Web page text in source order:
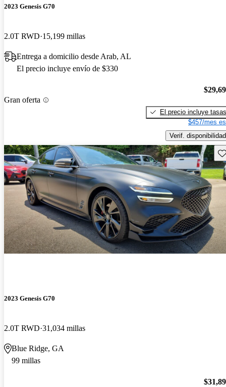
2023 Genesis G70
2.0T RWD 15,199 millas
Entrega a domicilio desde Arab, AL
El precio incluye envío de $330
Gran oferta
El precio incluye tasas
$457/mes
Verif. disponibilidad
2023 Genesis G70
2.0T RWD 31,034 millas
Blue Ridge, GA
99 millas